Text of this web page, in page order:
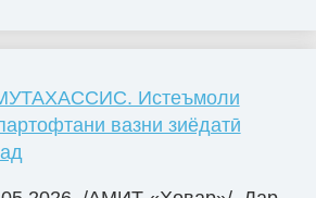
Истеъмоли
вазни зиёдатӣ